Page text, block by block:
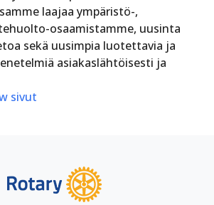
laajaa ympäristö-,
osaamistamme, uusinta
sekä uusimpia luotettavia ja
asiakaslähtöisesti ja
sivut